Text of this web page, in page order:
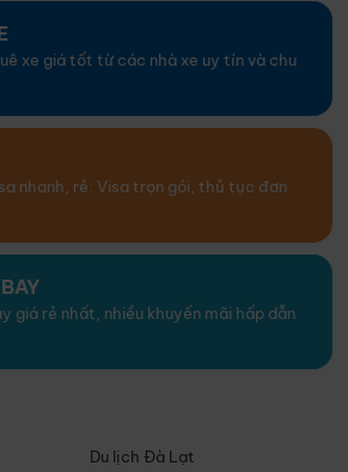
xe giá tốt từ các nhà xe uy tín và chu
nhanh, rẻ. Visa trọn gói, thủ tục đơn
giá rẻ nhất, nhiều khuyến mãi hấp dẫn
Du lịch Đà Lạt